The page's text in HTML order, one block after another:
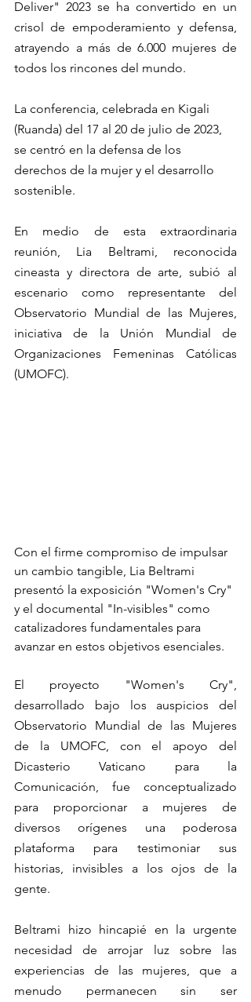
Deliver" 2023 se ha convertido en un
crisol de empoderamiento y defensa,
atrayendo a más de 6.000 mujeres de
todos los rincones del mundo.
La conferencia, celebrada en Kigali
(Ruanda) del 17 al 20 de julio de 2023,
se centró en la defensa de los
derechos de la mujer y el desarrollo
sostenible.
En medio de esta extraordinaria
reunión, Lia Beltrami, reconocida
cineasta y directora de arte, subió al
escenario como representante del
Observatorio Mundial de las Mujeres,
iniciativa de la Unión Mundial de
Organizaciones Femeninas Católicas
(UMOFC).
Con el firme compromiso de impulsar
un cambio tangible, Lia Beltrami
presentó la exposición "Women's Cry"
y el documental "In-visibles" como
catalizadores fundamentales para
avanzar en estos objetivos esenciales.
El proyecto "Women's Cry",
desarrollado bajo los auspicios del
Observatorio Mundial de las Mujeres
de la UMOFC, con el apoyo del
Dicasterio Vaticano para la
Comunicación, fue conceptualizado
para proporcionar a mujeres de
diversos orígenes una poderosa
plataforma para testimoniar sus
historias, invisibles a los ojos de la
gente.
Beltrami hizo hincapié en la urgente
necesidad de arrojar luz sobre las
experiencias de las mujeres, que a
menudo permanecen sin ser